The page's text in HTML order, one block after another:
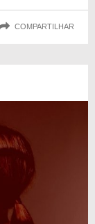
COMPARTILHAR